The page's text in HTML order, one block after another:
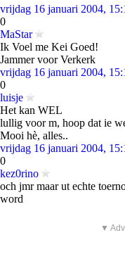
vrijdag 16 januari 2004,
0
MaStar
Ik Voel me Kei Goed!
Jammer voor Verkerk
vrijdag 16 januari 2004,
0
luisje
Het kan WEL
lullig voor m, hoop dat ie
Mooi hè, alles..
vrijdag 16 januari 2004,
0
kez0rino
och jmr maar ut echte
word
▼